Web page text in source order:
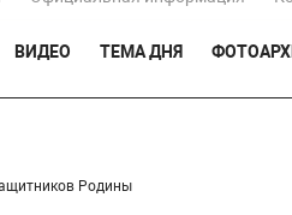
ВИДЕО ТЕМА ДНЯ
Родины